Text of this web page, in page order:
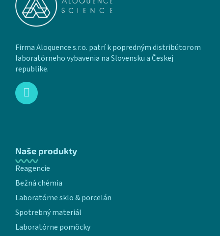
Firma Aloquence s.r.o. patrí k popredným distribútorom
laboratórneho vybavenia na Slovensku a Českej
republike.
Naše produkty
Reagencie
Bežná chémia
Laboratórne sklo & porcelán
Spotrebný materiál
Laboratórne pomôcky